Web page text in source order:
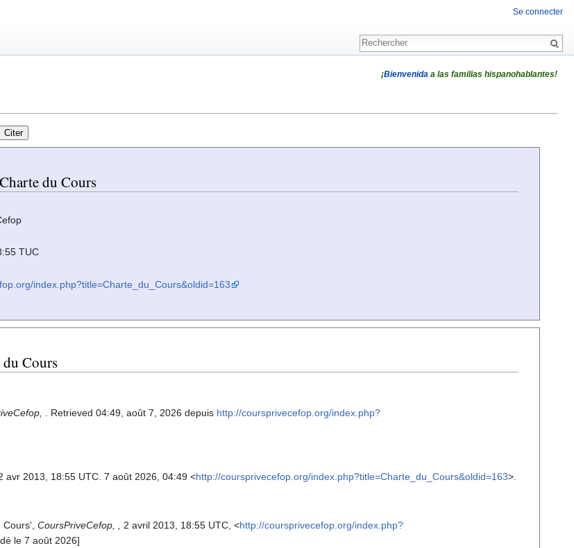
¡Bienvenida a las familias hispanohablantes!
du Cours
TUC
index.php?title=Charte_du_Cours&oldid=163
Cours
. Retrieved 04:49, août 7, 2026 depuis http://coursprivecefop.org/index.php?
2 avr 2013, 18:55 UTC. 7 août 2026, 04:49 <http://coursprivecefop.org/index.php?title=Charte_du_Cours&oldid=163>.
Cours', CoursPriveCefop, , 2 avril 2013, 18:55 UTC, <http://coursprivecefop.org/index.php?
le 7 août 2026]
Se connecter